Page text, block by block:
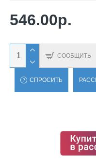
546.00р.
СООБЩИТЬ
СПРОСИТЬ